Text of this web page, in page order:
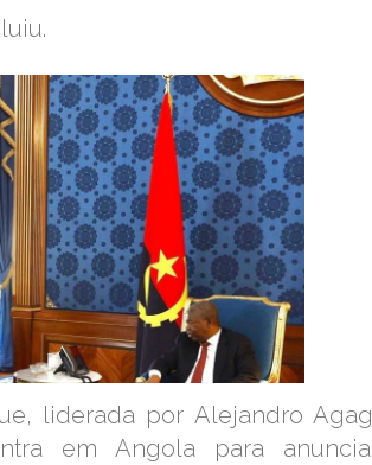
liderada por Alejandro
em Angola para